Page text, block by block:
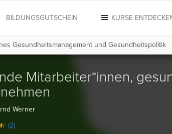
KURSE
BILDUNGSGUTSCHEIN
Gesundheitsmanagement und Gesundheitspolitik
Mitarbeiter*innen,
Werner
(2)